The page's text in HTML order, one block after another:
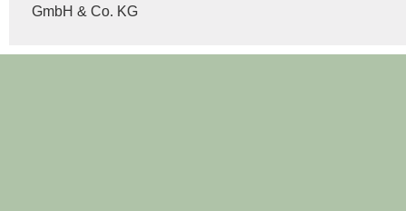
GmbH & Co. KG